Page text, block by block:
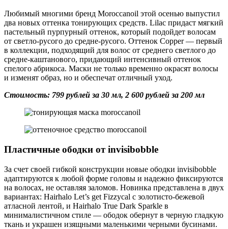
Любимый многими бренд Moroccanoil этой осенью выпустил
два новых оттенка тонирующих средств. Lilac придаст мягкий
пастельный пурпурный оттенок, который подойдет волосам
от светло-русого до средне-русого. Оттенок Copper — первый
в коллекции, подходящий для волос от среднего светлого до
средне-каштанового, придающий интенсивный оттенок
спелого абрикоса. Маски не только временно окрасят волосы
и изменят образ, но и обеспечат отличный уход.
Стоимость: 799 рублей за 30 мл, 2 600 рублей за 200 мл
Пластичные ободки от invisibobble
За счет своей гибкой конструкции новые ободки invisibobble
адаптируются к любой форме головы и надежно фиксируются
на волосах, не оставляя заломов. Новинка представлена в двух
вариантах: Hairhalo Let’s get Fizzycal с золотисто-бежевой
атласной лентой, и Hairhalo True Dark Sparkle в
минималистичном стиле — ободок обернут в черную гладкую
ткань и украшен изящными маленькими черными бусинами.